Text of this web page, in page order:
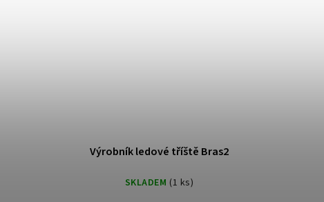
Výrobník ledové tříště Bras2
SKLADEM (1 ks)